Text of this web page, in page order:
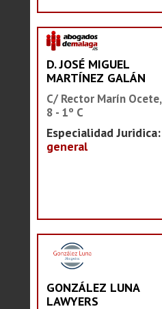
D. JOSÉ MIGUEL
MARTÍNEZ GALÁN
C/ Rector Marín Ocete,
8 - 1º C
Especialidad Juridica:
general
GONZÁLEZ LUNA
LAWYERS